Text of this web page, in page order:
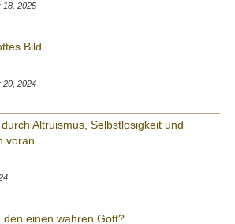
18, 2025
Bild
20, 2024
Altruismus, Selbstlosigkeit und
voran
den einen wahren Gott?